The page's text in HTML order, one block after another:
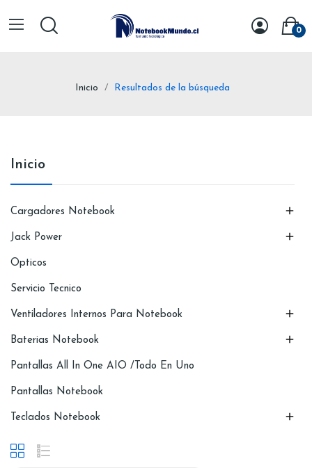
0
Inicio Resultados de la búsqueda
Inicio
Cargadores Notebook 
Jack Power 
Opticos
Servicio Tecnico
Ventiladores Internos Para Notebook 
Baterias Notebook 
Pantallas All In One AIO /Todo En Uno
Pantallas Notebook
Teclados Notebook 